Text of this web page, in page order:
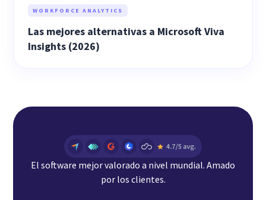
WORKFORCE ANALYTICS
Las mejores alternativas a Microsoft Viva
Insights (2026)
El software mejor valorado a nivel mundial. Amado
por los clientes.